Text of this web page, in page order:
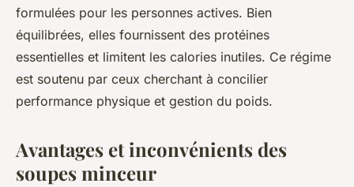
formulées pour les personnes actives. Bien
équilibrées, elles fournissent des protéines
essentielles et limitent les calories inutiles. Ce régime
est soutenu par ceux cherchant à concilier
performance physique et gestion du poids.
Avantages et inconvénients des
soupes minceur